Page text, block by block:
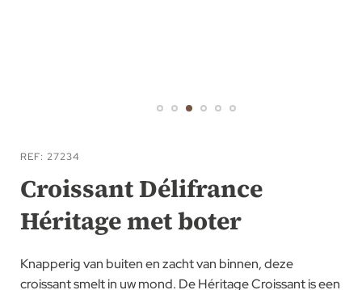
naar
het
begin
van
afbeeldingen-
gallerij
REF 27234
Croissant Délifrance
Héritage met boter
Knapperig van buiten en zacht van binnen, deze
croissant smelt in uw mond. De Héritage Croissant is een